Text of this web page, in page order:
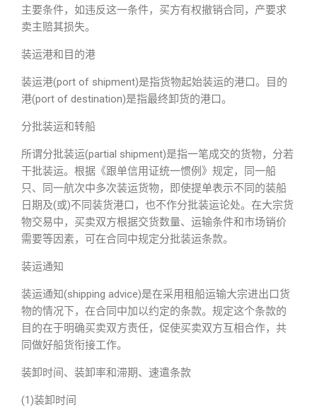
主要条件，如违反这一条件，买方有权撤销合同，产要求
卖主赔其损失。
装运港和目的港
装运港(port of shipment)是指货物起始装运的港口。目的
港(port of destination)是指最终卸货的港口。
分批装运和转船
所谓分批装运(partial shipment)是指一笔成交的货物，分若
干批装运。根据《跟单信用证统一惯例》规定，同一船
只、同一航次中多次装运货物，即使提单表示不同的装船
日期及(或)不同装货港口，也不作分批装运论处。在大宗货
物交易中，买卖双方根据交货数量、运输条件和市场销价
需要等因素，可在合同中规定分批装运条款。
装运通知
装运通知(shipping advice)是在采用租船运输大宗进出口货
物的情况下，在合同中加以约定的条款。规定这个条款的
目的在于明确买卖双方责任，促使买卖双方互相合作，共
同做好船货衔接工作。
装卸时间、装卸率和滞期、速遣条款
(1)装卸时间